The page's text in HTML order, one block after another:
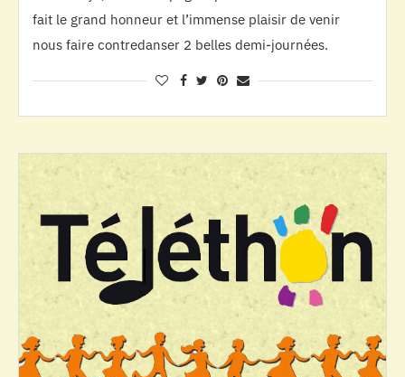
fait le grand honneur et l’immense plaisir de venir
nous faire contredanser 2 belles demi-journées.